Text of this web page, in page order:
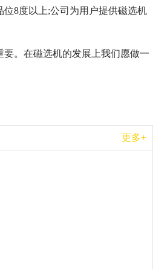
8度以上;公司为用户提供磁选机
。在磁选机的发展上我们愿做一
更多+